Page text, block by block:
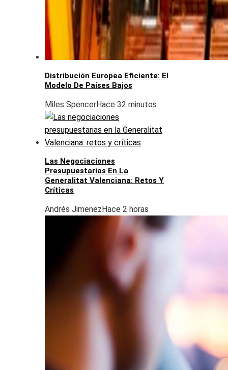
Distribución Europea Eficiente: El
Modelo De Países Bajos
Miles SpencerHace 32 minutos
Las Negociaciones
Presupuestarias En La
Generalitat Valenciana: Retos Y
Críticas
Andrés JimenezHace 2 horas